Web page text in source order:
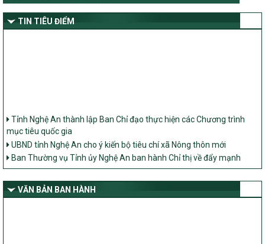
TIN TIÊU ĐIỂM
Tỉnh Nghệ An thành lập Ban Chỉ đạo thực hiện các Chương trình
mục tiêu quốc gia
UBND tỉnh Nghệ An cho ý kiến bộ tiêu chí xã Nông thôn mới
Ban Thường vụ Tỉnh ủy Nghệ An ban hành Chỉ thị về đẩy mạnh
thực hiện Chương trình mục tiêu quốc gia xây dựng nông thôn mới,
dân tộc thiểu số và miền núi giai đoạn 2026 – 2030 trên địa bàn tỉnh
Nghệ An
VĂN BẢN BAN HÀNH